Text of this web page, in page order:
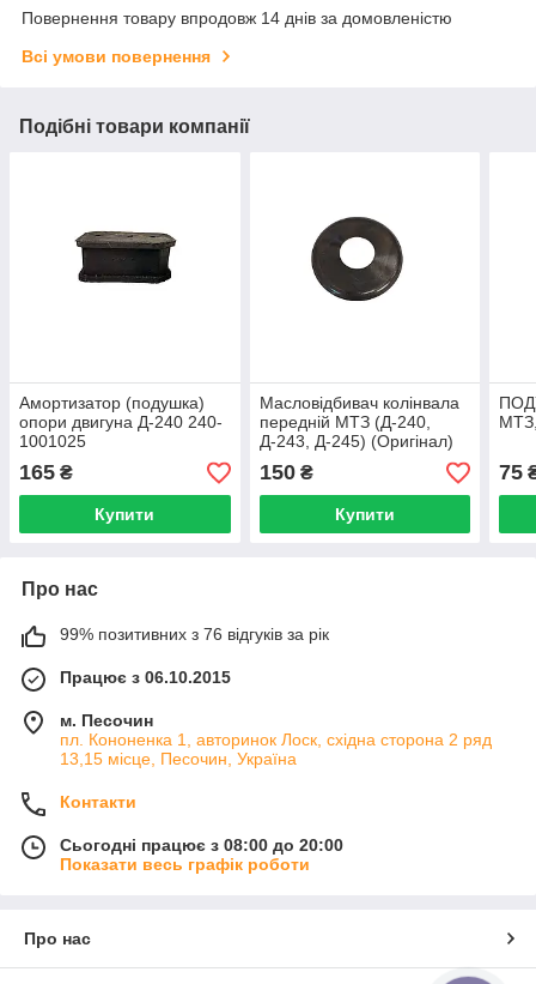
Повернення товару впродовж 14 днів за домовленістю
Всі умови повернення
Подібні товари компанії
Амортизатор (подушка)
опори двигуна Д-240 240-
1001025
165 ₴
Купити
Масловідбивач колінвала
передній МТЗ (Д-240,
Д-243, Д-245) (Оригінал)
150₴
Купити
75
Про нас
99% позитивних з 76 відгуків за рік
Працює з 06.10.2015
м. Песочин
пл. Кононенка 1, авторинок Лоск, східна сторона 2 ряд
13,15 місце, Песочин, Україна
Контакти
Сьогодні працює з 08:00 до 20:00
Показати весь графік роботи
Про нас